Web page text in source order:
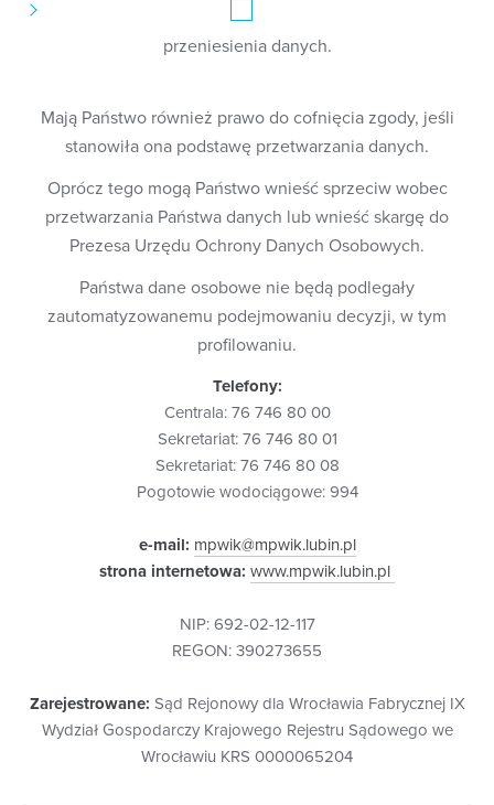
przeniesienia danych.
Mają Państwo również prawo do cofnięcia zgody, jeśli
stanowiła ona podstawę przetwarzania danych.
Oprócz tego mogą Państwo wnieść sprzeciw wobec
przetwarzania Państwa danych lub wnieść skargę do
Prezesa Urzędu Ochrony Danych Osobowych.
Państwa dane osobowe nie będą podlegały
zautomatyzowanemu podejmowaniu decyzji, w tym
profilowaniu.
Telefony:
Centrala: 76 746 80 00
Sekretariat: 76 746 80 01
Sekretariat: 76 746 80 08
Pogotowie wodociągowe: 994
e-mail: mpwik@mpwik.lubin.pl
strona internetowa: www.mpwik.lubin.pl
NIP: 692-02-12-117
REGON: 390273655
Zarejestrowane: Sąd Rejonowy dla Wrocławia Fabrycznej IX
Wydział Gospodarczy Krajowego Rejestru Sądowego we
Wrocławiu KRS 0000065204
dostępu do swoich danych osobowych;
usunięcia danych;
ograniczenia przetwarzania danych;
przeniesienia danych.
Mają Państwo również prawo do cofnięcia zgody, jeśli
stanowiła ona podstawę przetwarzania danych.
Oprócz tego mogą Państwo wnieść sprzeciw wobec
Urzędu Ochrony Danych Osobowych.
Państwa dane osobowe nie będą podlegały
zautomatyzowanemu podejmowaniu decyzji, w tym